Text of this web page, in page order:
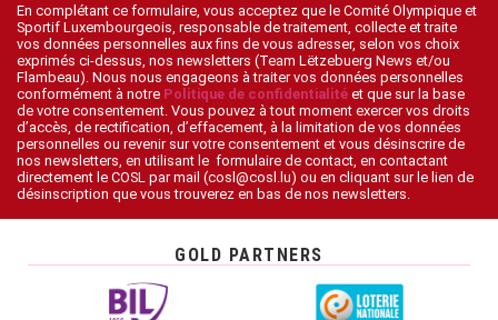
En complétant ce formulaire, vous acceptez que le Comité Olympique et
Sportif Luxembourgeois, responsable de traitement, collecte et traite
vos données personnelles aux fins de vous adresser, selon vos choix
exprimés ci-dessus, nos newsletters (Team Lëtzebuerg News et/ou
Flambeau). Nous nous engageons à traiter vos données personnelles
conformément à notre Politique de confidentialité et que sur la base
de votre consentement. Vous pouvez à tout moment exercer vos droits
d’accès, de rectification, d’effacement, à la limitation de vos données
personnelles ou revenir sur votre consentement et vous désinscrire de
nos newsletters, en utilisant le formulaire de contact, en contactant
directement le COSL par mail (cosl@cosl.lu) ou en cliquant sur le lien de
désinscription que vous trouverez en bas de nos newsletters.
GOLD PARTNERS